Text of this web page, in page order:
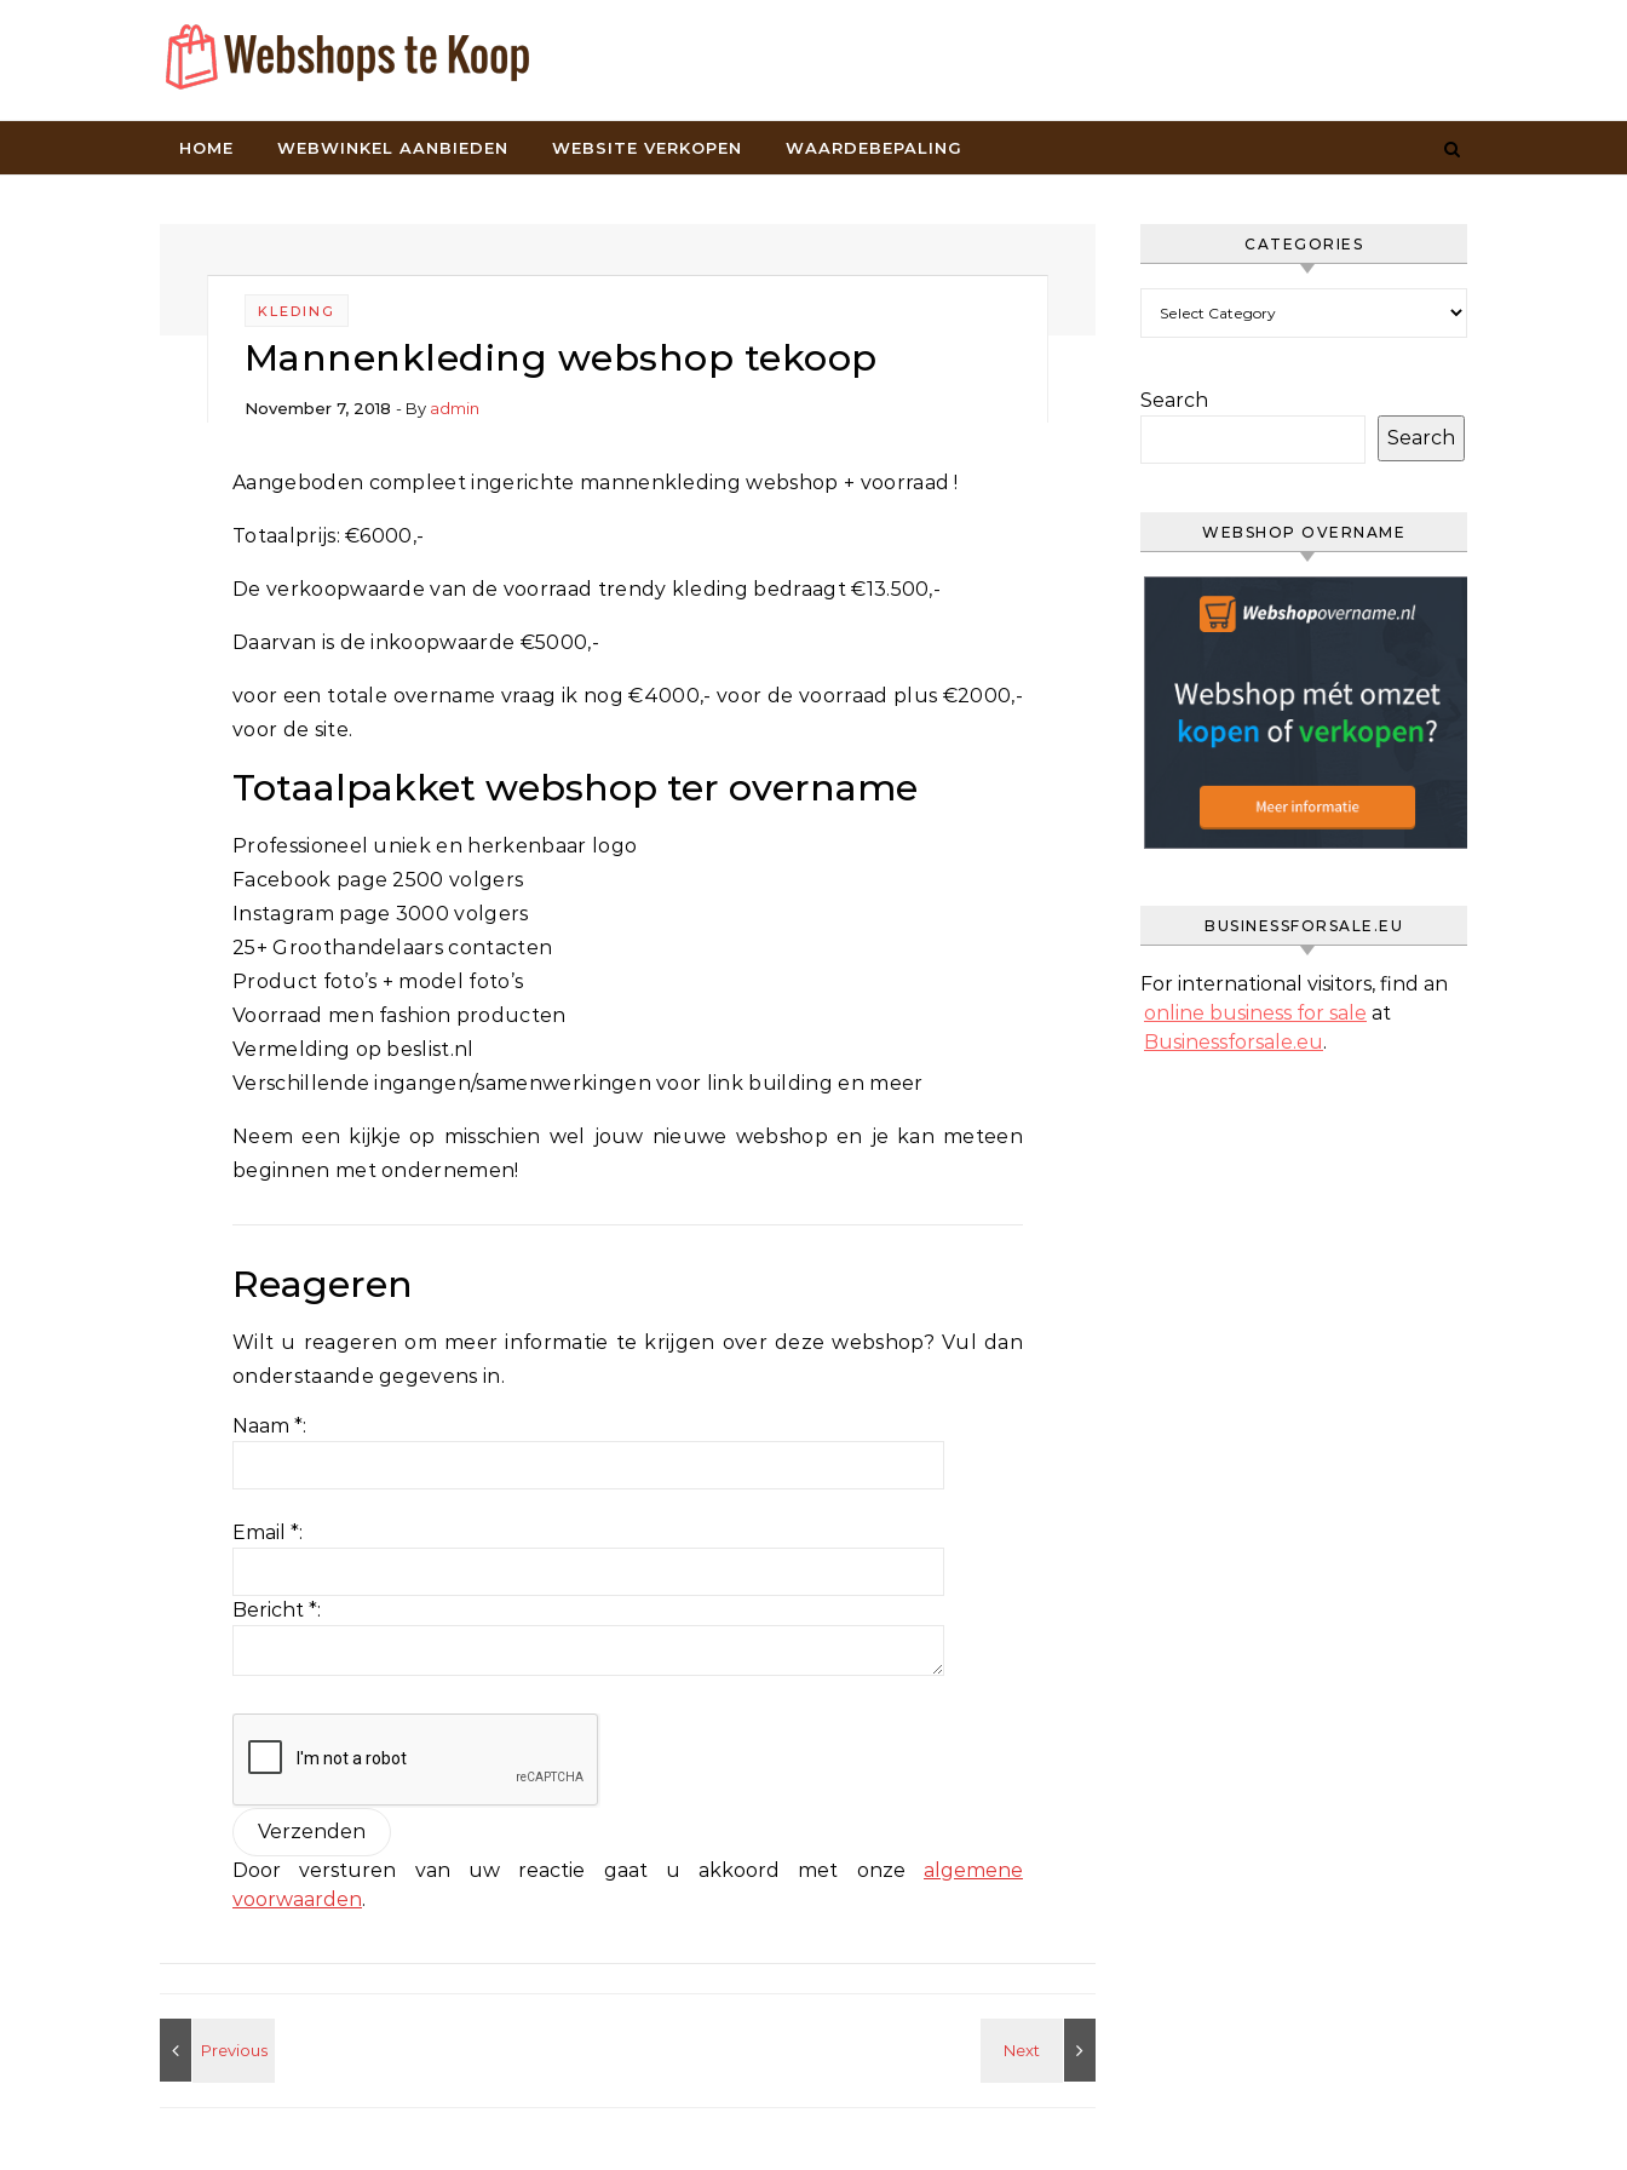
HOME WEBWINKEL AANBIEDEN WEBSITE VERKOPEN WAARDEBEPALING
KLEDING
Mannenkleding webshop tekoop
November 7, 2018 - By admin
Aangeboden compleet ingerichte mannenkleding webshop + voorraad !
Totaalprijs: €6000,-
De verkoopwaarde van de voorraad trendy kleding bedraagt €13.500,-
Daarvan is de inkoopwaarde €5000,-
voor een totale overname vraag ik nog €4000,- voor de voorraad plus €2000,-
voor de site.
Totaalpakket webshop ter overname
Professioneel uniek en herkenbaar logo
Facebook page 2500 volgers
Instagram page 3000 volgers
25+ Groothandelaars contacten
Product foto’s + model foto’s
Voorraad men fashion producten
Vermelding op beslist.nl
Verschillende ingangen/samenwerkingen voor link building en meer
Neem een kijkje op misschien wel jouw nieuwe webshop en je kan meteen
beginnen met ondernemen!
Reageren
Wilt u reageren om meer informatie te krijgen over deze webshop? Vul dan
onderstaande gegevens in.
Naam *:
Email *:
Bericht *:
Door versturen van uw reactie gaat u akkoord met onze algemene
voorwaarden.
CATEGORIES
Search
Search
WEBSHOP OVERNAME
BUSINESSFORSALE.EU
For international visitors, find an
online business for sale at
Businessforsale.eu.